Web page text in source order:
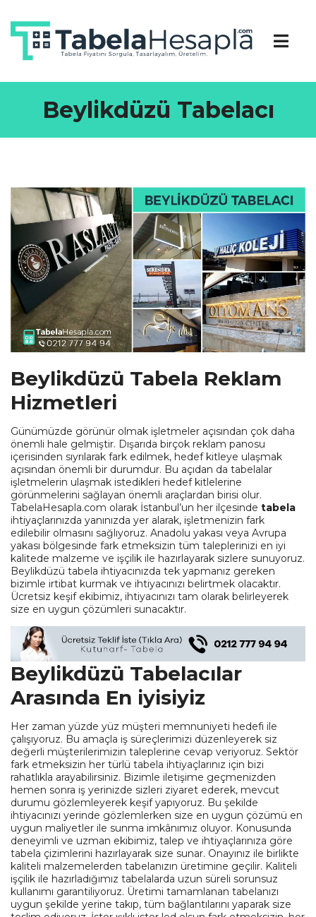
Beylikdüzü Tabelacı
Beylikdüzü Tabela Reklam
Hizmetleri
Günümüzde görünür olmak işletmeler açısından çok daha
önemli hale gelmiştir. Dışarıda birçok reklam panosu
içerisinden sıyrılarak fark edilmek, hedef kitleye ulaşmak
açısından önemli bir durumdur. Bu açıdan da tabelalar
işletmelerin ulaşmak istedikleri hedef kitlelerine
görünmelerini sağlayan önemli araçlardan birisi olur.
TabelaHesapla.com olarak İstanbul’un her ilçesinde tabela
ihtiyaçlarınızda yanınızda yer alarak, işletmenizin fark
edilebilir olmasını sağlıyoruz. Anadolu yakası veya Avrupa
yakası bölgesinde fark etmeksizin tüm taleplerinizi en iyi
kalitede malzeme ve işçilik ile hazırlayarak sizlere sunuyoruz.
Beylikdüzü tabela ihtiyacınızda tek yapmanız gereken
bizimle irtibat kurmak ve ihtiyacınızı belirtmek olacaktır.
Ücretsiz keşif ekibimiz, ihtiyacınızı tam olarak belirleyerek
size en uygun çözümleri sunacaktır.
Beylikdüzü Tabelacılar
Arasında En iyisiyiz
Her zaman yüzde yüz müşteri memnuniyeti hedefi ile
çalışıyoruz. Bu amaçla iş süreçlerimizi düzenleyerek siz
değerli müşterilerimizin taleplerine cevap veriyoruz. Sektör
fark etmeksizin her türlü tabela ihtiyaçlarınız için bizi
rahatlıkla arayabilirsiniz. Bizimle iletişime geçmenizden
hemen sonra iş yerinizde sizleri ziyaret ederek, mevcut
durumu gözlemleyerek keşif yapıyoruz. Bu şekilde
ihtiyacınızı yerinde gözlemlerken size en uygun çözümü en
uygun maliyetler ile sunma imkânımız oluyor. Konusunda
deneyimli ve uzman ekibimiz, talep ve ihtiyaçlarınıza göre
tabela çizimlerini hazırlayarak size sunar. Onayınız ile birlikte
kaliteli malzemelerden tabelanızın üretimine geçilir. Kaliteli
işçilik ile hazırladığımız tabelalarda uzun süreli sorunsuz
kullanımı garantiliyoruz. Üretimi tamamlanan tabelanızı
uygun şekilde yerine takıp, tüm bağlantılarını yaparak size